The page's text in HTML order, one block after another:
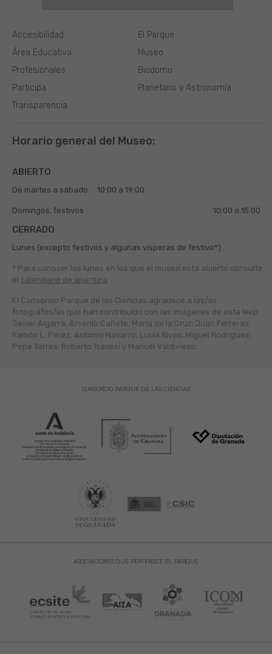
El Parque
Museo
Biodomo
Planetario y Astronomía
Área Educativa
Profesionales
Participa
Transparencia
Accesibilidad
Horario general del Museo:
ABIERTO
De martes a sábado 10:00 a 19:00
Domingos, festivos 10:00 a 15:00
CERRADO
Lunes (excepto festivos y algunas vísperas de festivo*)
* Para conocer los lunes en los que el museo está abierto consulte
el calendario de apertura
El Consorcio Parque de las Ciencias agradece a los/as
fotógráfos/as que han contribuido con las imágenes de esta Web:
Javier Algarra; Arsenio Cañete; María de la Cruz; Juan Ferreras;
Ramón L. Pérez; Antonio Navarro; Lucía Rivas; Miguel Rodríguez;
Pepe Torres; Roberto Travesí y Manuel Valdivieso.
ASOCIACIONES QUE PERTENECE EL PARQUE
CONSORCIO PARQUE DE LAS CIENCIAS